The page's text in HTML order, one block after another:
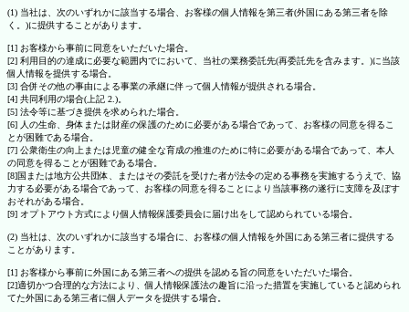
(1) 当社は、次のいずれかに該当する場合、お客様の個人情報を第三者(外国にある第三者を除
く。)に提供することがあります。
[1] お客様から事前に同意をいただいた場合。
[2] 利用目的の達成に必要な範囲内でにおいて、当社の業務委託先(再委託先を含みます。)に当該
個人情報を提供する場合。
[3] 合併その他の事由による事業の承継に伴って個人情報が提供される場合。
[4] 共同利用の場合(上記 2.)。
[5] 法令等に基づき提供を求められた場合。
[6] 人の生命、身体または財産の保護のために必要がある場合であって、お客様の同意を得るこ
とが困難である場合。
[7] 公衆衛生の向上または児童の健全な育成の推進のために特に必要がある場合であって、本人
の同意を得ることが困難である場合。
[8]国または地方公共団体、またはその委託を受けた者が法令の定める事務を実施するうえで、協
力する必要がある場合であって、お客様の同意を得ることにより当該事務の遂行に支障を及ぼす
おそれがある場合。
[9] オプトアウト方式により個人情報保護委員会に届け出をして認められている場合。
(2) 当社は、次のいずれかに該当する場合に、お客様の個人情報を外国にある第三者に提供する
ことがあります。
[1] お客様から事前に外国にある第三者への提供を認める旨の同意をいただいた場合。
[2]適切かつ合理的な方法により、個人情報保護法の趣旨に沿った措置を実施していると認められ
てた外国にある第三者に個人データを提供する場合。